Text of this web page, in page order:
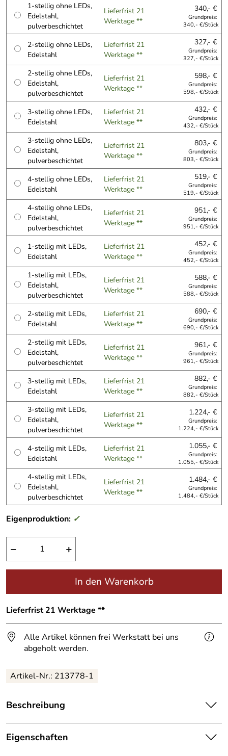
1-stellig ohne LEDs,
Edelstahl,
pulverbeschichtet
Lieferfrist 21
Werktage **
340,- €
Grundpreis:
340,- €/Stück
2-stellig ohne LEDs,
Edelstahl
Lieferfrist 21
Werktage **
327,- €
Grundpreis:
327,- €/Stück
2-stellig ohne LEDs,
Edelstahl,
pulverbeschichtet
Lieferfrist 21
Werktage **
598,- €
Grundpreis:
598,- €/Stück
3-stellig ohne LEDs,
Edelstahl
Lieferfrist 21
Werktage **
432,- €
Grundpreis:
432,- €/Stück
3-stellig ohne LEDs,
Edelstahl,
pulverbeschichtet
Lieferfrist 21
Werktage **
803,- €
Grundpreis:
803,- €/Stück
4-stellig ohne LEDs,
Edelstahl
Lieferfrist 21
Werktage **
519,- €
Grundpreis:
519,- €/Stück
4-stellig ohne LEDs,
Edelstahl,
pulverbeschichtet
Lieferfrist 21
Werktage **
951,- €
Grundpreis:
951,- €/Stück
1-stellig mit LEDs,
Edelstahl
Lieferfrist 21
Werktage **
452,- €
Grundpreis:
452,- €/Stück
1-stellig mit LEDs,
Edelstahl,
pulverbeschichtet
Lieferfrist 21
Werktage **
588,- €
Grundpreis:
588,- €/Stück
2-stellig mit LEDs,
Edelstahl
Lieferfrist 21
Werktage **
690,- €
Grundpreis:
690,- €/Stück
2-stellig mit LEDs,
Edelstahl,
pulverbeschichtet
Lieferfrist 21
Werktage **
961,- €
Grundpreis:
961,- €/Stück
3-stellig mit LEDs,
Edelstahl
Lieferfrist 21
Werktage **
882,- €
Grundpreis:
882,- €/Stück
3-stellig mit LEDs,
Edelstahl,
pulverbeschichtet
Lieferfrist 21
Werktage **
1.224,- €
Grundpreis:
1.224,- €/Stück
4-stellig mit LEDs,
Edelstahl
Lieferfrist 21
Werktage **
1.055,- €
Grundpreis:
1.055,- €/Stück
4-stellig mit LEDs,
Edelstahl,
pulverbeschichtet
Lieferfrist 21
Werktage **
1.484,- €
Grundpreis:
1.484,- €/Stück
Eigenproduktion: ✓
− +
In den Warenkorb
Lieferfrist 21 Werktage **
Alle Artikel können frei Werkstatt bei uns
abgeholt werden.
Artikel-Nr.: 213778-1
Beschreibung
EdelstahlHausnummerpulverbeschichtet.
Hausnummer „34“ in Einzelfertigung;
Eigenschaften